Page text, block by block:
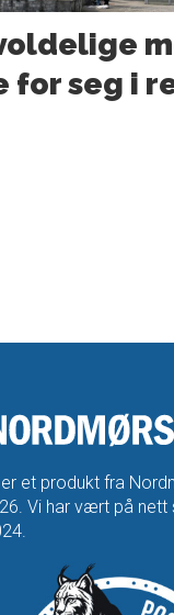
for seg i
et produkt fra
Vi har vært på nett